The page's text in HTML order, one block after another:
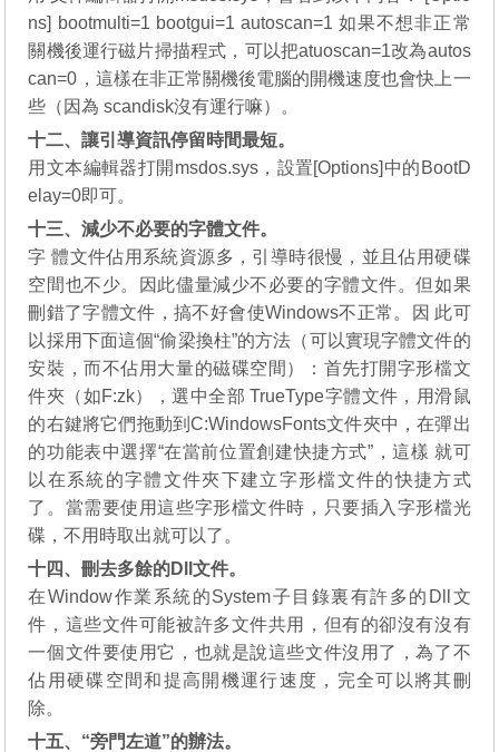
ns] bootmulti=1 bootgui=1 autoscan=1 如果不想非正常
關機後運行磁片掃描程式，可以把atuoscan=1改為autos
can=0，這樣在非正常關機後電腦的開機速度也會快上一
些（因為 scandisk沒有運行嘛）。
十二、讓引導資訊停留時間最短。
用文本編輯器打開msdos.sys，設置[Options]中的BootD
elay=0即可。
十三、減少不必要的字體文件。
字 體文件佔用系統資源多，引導時很慢，並且佔用硬碟
空間也不少。因此儘量減少不必要的字體文件。但如果
刪錯了字體文件，搞不好會使Windows不正常。因 此可
以採用下面這個“偷梁換柱”的方法（可以實現字體文件的
安裝，而不佔用大量的磁碟空間）：首先打開字形檔文
件夾（如F:zk），選中全部 TrueType字體文件，用滑鼠
的右鍵將它們拖動到C:WindowsFonts文件夾中，在彈出
的功能表中選擇“在當前位置創建快捷方式”，這樣 就可
以在系統的字體文件夾下建立字形檔文件的快捷方式
了。當需要使用這些字形檔文件時，只要插入字形檔光
碟，不用時取出就可以了。
十四、刪去多餘的Dll文件。
在Window作業系統的System子目錄裏有許多的Dll文
件，這些文件可能被許多文件共用，但有的卻沒有沒有
一個文件要使用它，也就是說這些文件沒用了，為了不
佔用硬碟空間和提高開機運行速度，完全可以將其刪
除。
十五、“旁門左道”的辦法。